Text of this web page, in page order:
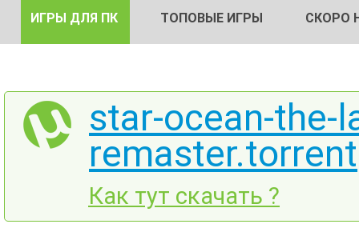
ИГРЫ ДЛЯ ПК ТОПОВЫЕ ИГРЫ СКОРО
star-ocean-the-
remaster.torrent
Как тут скачать ?